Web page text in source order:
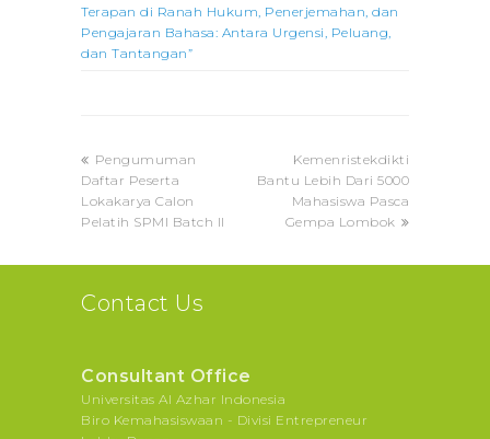
Terapan di Ranah Hukum, Penerjemahan, dan
Pengajaran Bahasa: Antara Urgensi, Peluang,
dan Tantangan”
previous
post:
Pengumuman
Daftar Peserta
Lokakarya Calon
Pelatih SPMI Batch II
next
post:
Kemenristekdikti
Bantu Lebih Dari 5000
Mahasiswa Pasca
Gempa Lombok
Contact Us
Consultant Office
Universitas Al Azhar Indonesia
Biro Kemahasiswaan - Divisi Entrepreneur